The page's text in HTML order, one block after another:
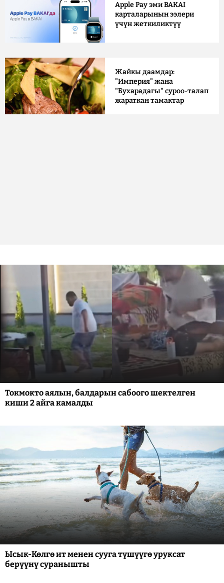
Apple Pay эми BAKAI
карталарынын ээлери
үчүн жеткиликтүү
Жайкы даамдар:
"Империя" жана
"Бухарадагы" суроо-талап
жараткан тамактар
Токмокто аялын, балдарын сабоого шектелген
киши 2 айга камалды
Ысык-Көлгө ит менен сууга түшүүгө уруксат
берүүнү суранышты